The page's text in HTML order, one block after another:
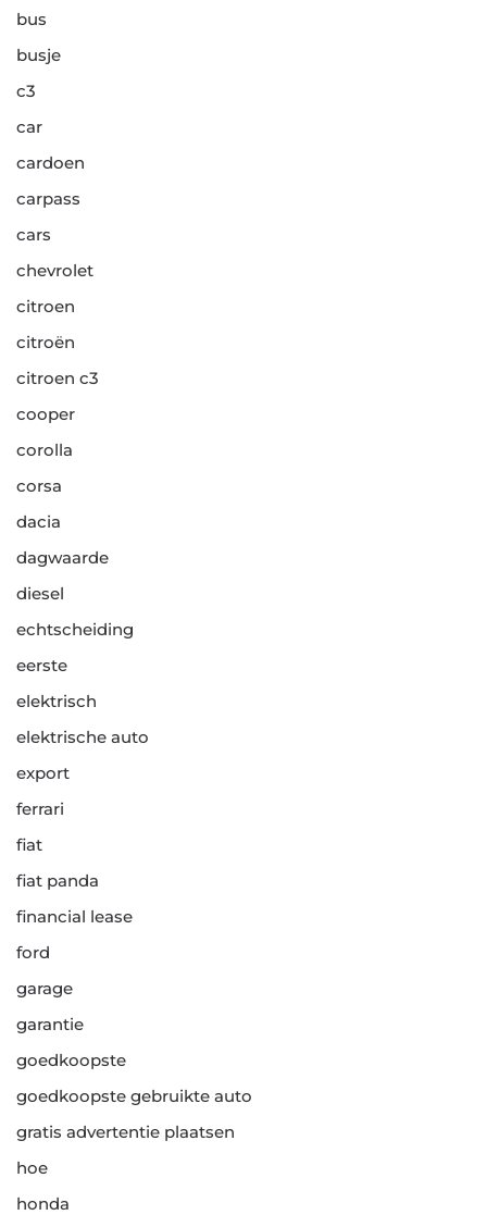
bus
busje
c3
car
cardoen
carpass
cars
chevrolet
citroen
citroën
citroen c3
cooper
corolla
corsa
dacia
dagwaarde
diesel
echtscheiding
eerste
elektrisch
elektrische auto
export
ferrari
fiat
fiat panda
financial lease
ford
garage
garantie
goedkoopste
goedkoopste gebruikte auto
gratis advertentie plaatsen
hoe
honda